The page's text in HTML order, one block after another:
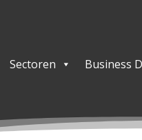
Sectoren Business